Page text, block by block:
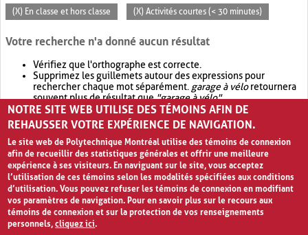
(X) En classe et hors classe (X) Activités courtes (< 30 minutes)
Votre recherche n'a donné aucun résultat
Vérifiez que l'orthographe est correcte.
Supprimez les guillemets autour des expressions pour
rechercher chaque mot séparément. garage à véloretournera
souvent plus de résultat que"garage à vélo".
Envisagez d'élargir votre recherche avec OR.garage OR vélo
retournera souvent plus de résultat quegarage à vélo
NOTRE SITE WEB UTILISE DES TÉMOINS AFIN DE
REHAUSSER VOTRE EXPÉRIENCE DE NAVIGATION.
Le site web de Polytechnique Montréal utilise des témoins de connexion
afin de recueillir des statistiques générales et offrir une meilleure
expérience à ses visiteurs. En naviguant sur le site, vous acceptez
l’utilisation de ces témoins selon les modalités spécifiées aux conditions
d’utilisation. Vous pouvez refuser les témoins de connexion en modifiant
vos paramètres de navigation. Pour en savoir plus sur le recours aux
témoins de connexion et sur la protection de vos renseignements
personnels,cliquez ici.